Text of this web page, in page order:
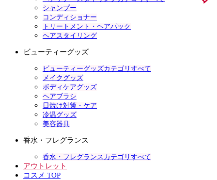
シャンプー
コンディショナー
トリートメント・ヘアパック
ヘアスタイリング
ビューティーグッズ
ビューティーグッズカテゴリすべて
メイクグッズ
ボディケアグッズ
ヘアブラシ
日焼け対策・ケア
冷温グッズ
美容器具
香水・フレグランス
香水・フレグランスカテゴリすべて
アウトレット
コスメ TOP